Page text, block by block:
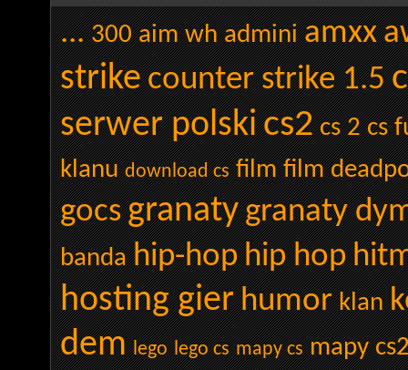
... 300 aim wh admini amxx
strikecounter strike 1.5
serwer polskics2 cs 2 cs
klanu download cs film film
gocsgranatygranaty
banda hip-hophip hop
hosting gierhumor klan
dem lego lego cs mapy cs mapy